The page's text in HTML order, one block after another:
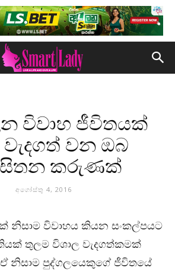
විවාහ ජීවිතයක්
වැදගත් වන ඔබ
කරුණක්
අගෝස්තු 4, 2016
නිසාම විවාහය කියන සංකල්පයට
තුලම විශාල වැදගත්කමක්
නිසාම පුද්ගලයෙකුගේ ජීවිතයේ